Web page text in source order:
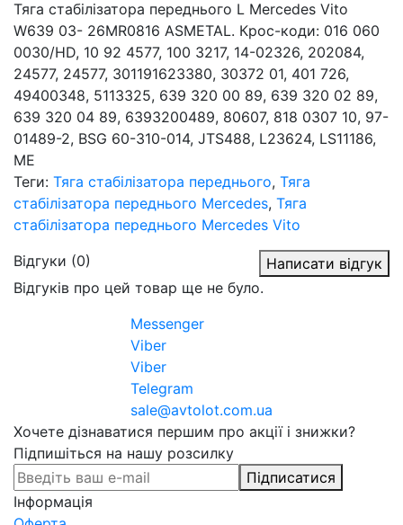
Тяга стабілізатора переднього L Mercedes Vito
W639 03- 26MR0816 ASMETAL. Крос-коди: 016 060
0030/HD, 10 92 4577, 100 3217, 14-02326, 202084,
24577, 24577, 301191623380, 30372 01, 401 726,
49400348, 5113325, 639 320 00 89, 639 320 02 89,
639 320 04 89, 6393200489, 80607, 818 0307 10, 97-
01489-2, BSG 60-310-014, JTS488, L23624, LS11186,
ME
Теги: Тяга стабілізатора переднього, Тяга
стабілізатора переднього Mercedes, Тяга
стабілізатора переднього Mercedes Vito
Відгуки (0)
Написати відгук
Відгуків про цей товар ще не було.
Messenger
Viber
Viber
Telegram
sale@avtolot.com.ua
Хочете дізнаватися першим про акції і знижки?
Підпишіться на нашу розсилку
Підписатися
Інформація